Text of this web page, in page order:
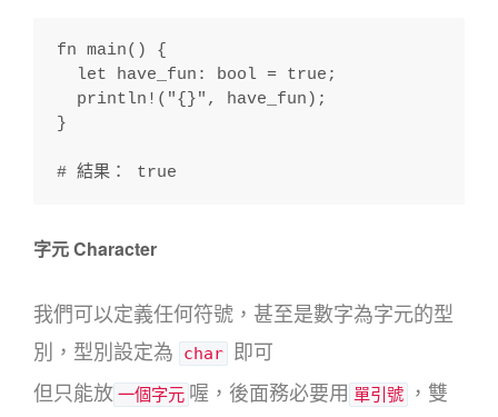
fn main() {
  let have_fun: bool = true;
  println!("{}", have_fun);
}
# 結果： true
字元 Character
我們可以定義任何符號，甚至是數字為字元的型
別，型別設定為
char
即可
但只能放 一個字元 喔，後面務必要用 單引號
，雙